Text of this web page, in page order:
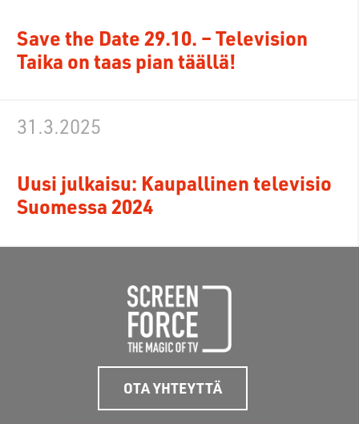
Save the Date 29.10. – Television
Taika on taas pian täällä!
Uusi julkaisu: Kaupallinen televisio
Suomessa 2024
31.3.2025
OTA YHTEYTTÄ